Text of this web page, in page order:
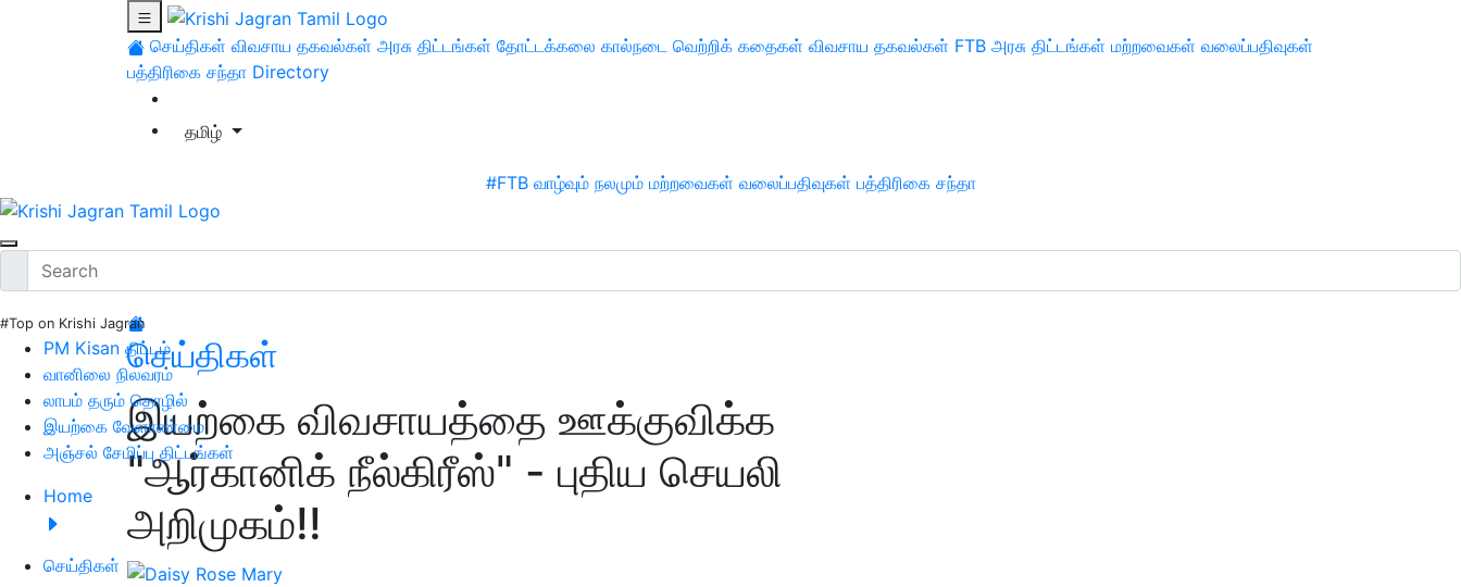
செய்திகள் விவசாய தகவல்கள் அரசு திட்டங்கள் தோட்டக்கலை கால்நடை வெற்றிக் கதைகள் விவசாய தகவல்கள் FTB அரசு திட்டங்கள் மற்றவைகள் வலைப்பதிவுகள்
பத்திரிகை சந்தா Directory
தமிழ்
#FTB வாழ்வும் நலமும் மற்றவைகள் வலைப்பதிவுகள் பத்திரிகை சந்தா
#Top on Krishi Jagran
PM Kisan திட்டம்
வானிலை நிலவரம்
லாபம் தரும் தொழில்
இயற்கை வேளாண்மை
அஞ்சல் சேமிப்பு திட்டங்கள்
Home
செய்திகள்
செய்திகள்
இயற்கை விவசாயத்தை ஊக்குவிக்க
"ஆர்கானிக் நீல்கிரீஸ்" - புதிய செயலி
அறிமுகம்!!